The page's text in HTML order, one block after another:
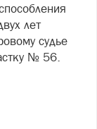
лет
судье
№ 56.